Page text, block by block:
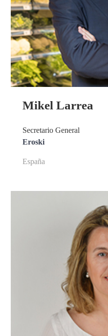
Mikel Larrea
Secretario General
Eroski
España